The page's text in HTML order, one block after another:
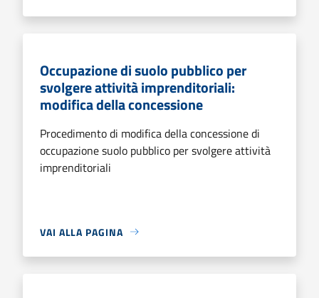
Occupazione di suolo pubblico per
svolgere attività imprenditoriali:
modifica della concessione
Procedimento di modifica della concessione di
occupazione suolo pubblico per svolgere attività
imprenditoriali
VAI ALLA PAGINA